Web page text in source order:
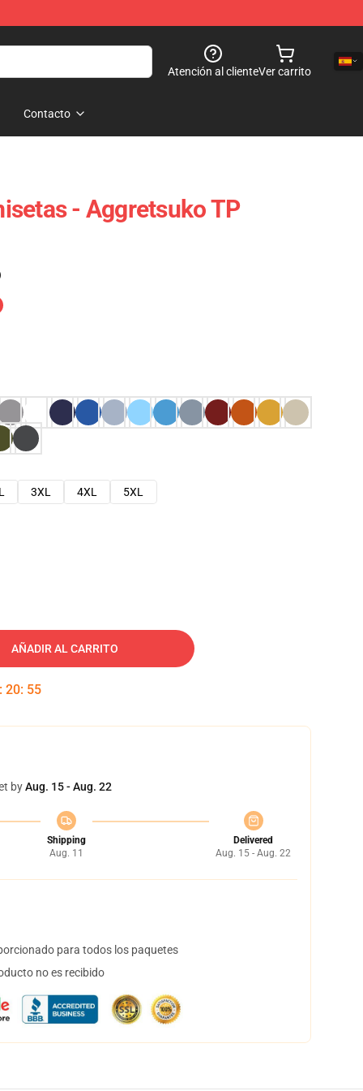
Atención al clienteVer carrito
Contacto
- Aggretsuko TP
3XL 4XL 5XL
AÑADIR AL CARRITO
: 20: 54
byAug. 15 - Aug. 22
Shipping
Aug. 11
Delivered
Aug. 15 - Aug. 22
para todos los paquetes
no es recibido